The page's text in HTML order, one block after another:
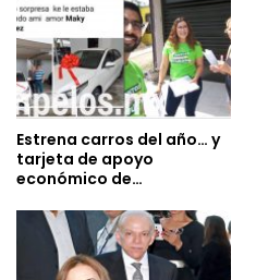
Estrena carros del año… y
tarjeta de apoyo
económico de…